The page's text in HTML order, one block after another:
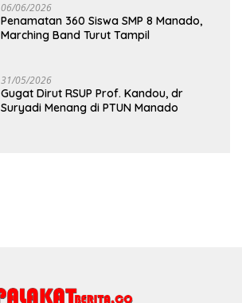
06/06/2026
Penamatan 360 Siswa SMP 8 Manado,
Marching Band Turut Tampil
31/05/2026
Gugat Dirut RSUP Prof. Kandou, dr
Suryadi Menang di PTUN Manado